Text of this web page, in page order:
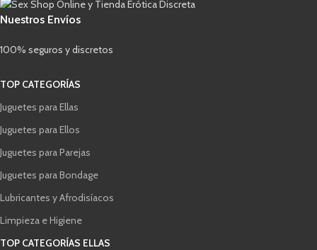
Nuestros Envíos
100% seguros y discretos
TOP CATEGORÍAS
Juguetes para Ellas
Juguetes para Ellos
Juguetes para Parejas
Juguetes para Bondage
Lubricantes y Afrodisíacos
Limpieza e Higiene
TOP CATEGORÍAS ELLAS